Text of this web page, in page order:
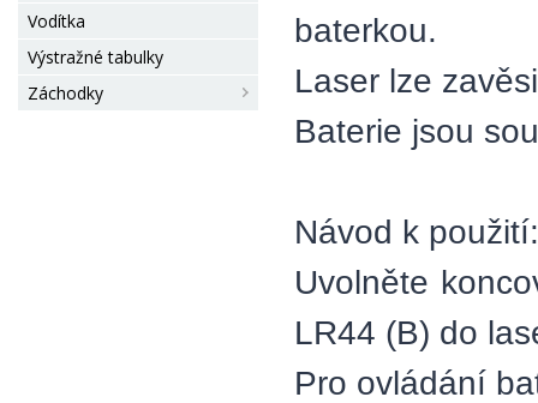
Vodítka
Výstražné tabulky
Záchodky
baterkou.
Laser lze
Baterie jsou
Návod k použití:
Uvolněte
LR44 (B) do
Pro ovládání